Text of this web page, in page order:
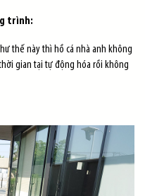
trình:
thế này thì hồ cá nhà anh không
gian tại tự động hóa rồi không